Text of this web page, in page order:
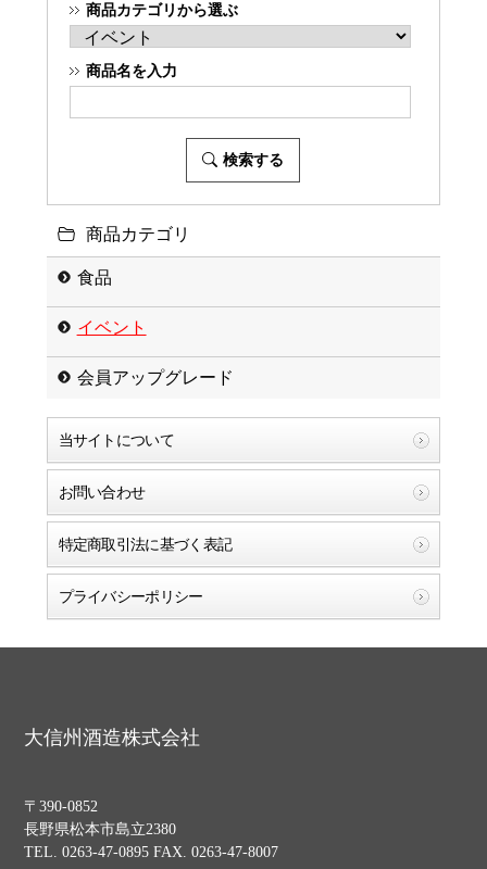
商品カテゴリから選ぶ
商品名を入力
検索する
商品カテゴリ
食品
イベント
会員アップグレード
当サイトについて
お問い合わせ
特定商取引法に基づく表記
プライバシーポリシー
大信州酒造株式会社
〒390-0852
長野県松本市島立2380
TEL. 0263-47-0895 FAX. 0263-47-8007